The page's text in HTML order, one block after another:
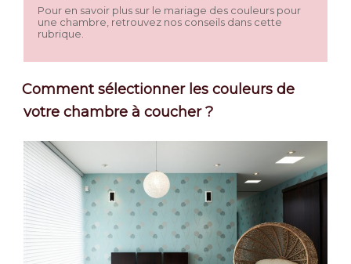
Pour en savoir plus sur le mariage des couleurs pour
une chambre, retrouvez nos conseils dans cette
rubrique.
Comment sélectionner les couleurs de
votre chambre à coucher ?